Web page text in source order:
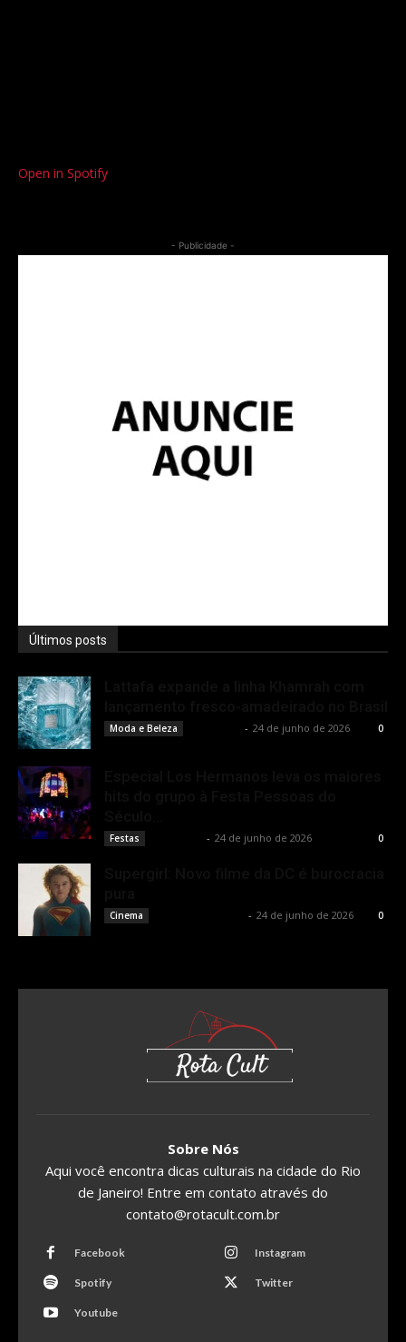
Open in Spotify
- Publicidade -
Últimos posts
Moda e Beleza - 24 de junho de 2026 0
Festas - 24 de junho de 2026 0
Cinema - 24 de junho de 2026 0
Sobre Nós
Aqui você encontra dicas culturais na cidade do Rio
de Janeiro! Entre em contato através do
contato@rotacult.com.br
Facebook Instagram
Spotify Twitter
Youtube